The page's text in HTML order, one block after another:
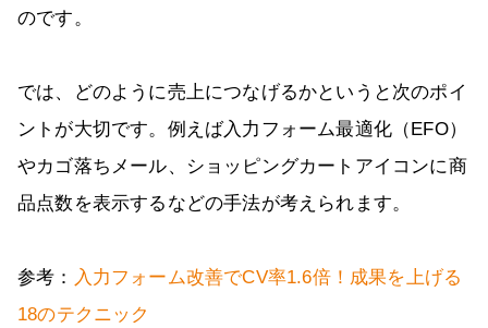
のです。
では、どのように売上につなげるかというと次のポイ
ントが大切です。例えば入力フォーム最適化（EFO）
やカゴ落ちメール、ショッピングカートアイコンに商
品点数を表示するなどの手法が考えられます。
参考： 入力フォーム改善でCV率1.6倍！成果を上げる
18のテクニック